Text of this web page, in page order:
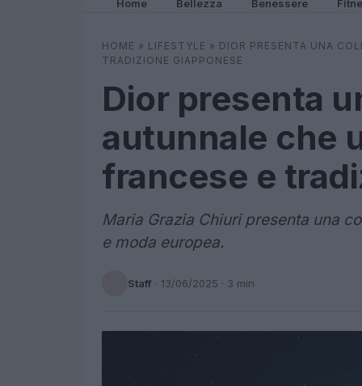
Home Bellezza Benessere
HOME » LIFESTYLE » DIOR PRESENTA UNA
TRADIZIONE GIAPPONESE
Dior presenta
autunnale che
francese e
Maria Grazia Chiuri presenta una
e moda europea.
Staff · 13/06/2025 · 3 min